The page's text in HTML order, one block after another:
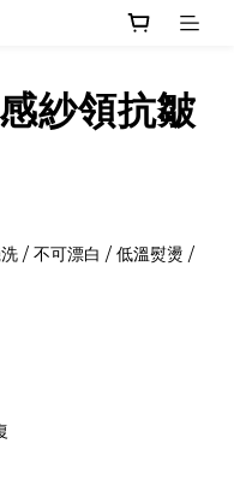
紗領抗皺
/ 不可漂白 / 低溫熨燙 /